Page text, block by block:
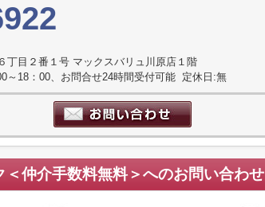
丁目２番１号 マックスバリュ川原店１階
～18：00、お問合せ24時間受付可能 定休日:無
仲介手数料無料＞へのお問い合わせ